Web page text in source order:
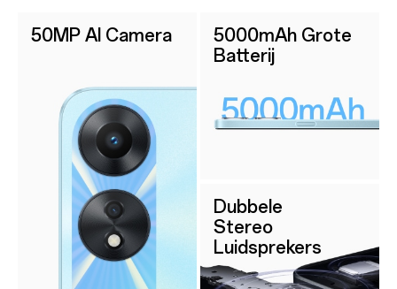
50MP AI Camera
Dubbele
Stereo
Luidsprekers
5000mAh Grote
Batterij